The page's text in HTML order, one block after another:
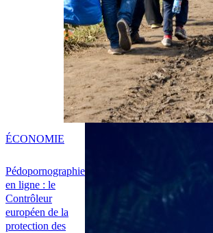
Pédopornographie
en ligne : le
Contrôleur
européen de la
protection des
ÉCONOMIE